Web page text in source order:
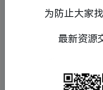
字幕版本：
全部
全部
喜剧
为防止大家
最新资源